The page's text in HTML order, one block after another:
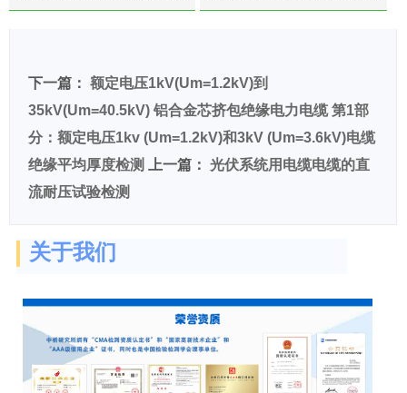
下一篇： 额定电压1kV(Um=1.2kV)到
35kV(Um=40.5kV) 铝合金芯挤包绝缘电力电缆 第1部
分：额定电压1kv (Um=1.2kV)和3kV (Um=3.6kV)电缆
绝缘平均厚度检测
上一篇： 光伏系统用电缆电缆的直
流耐压试验检测
关于我们